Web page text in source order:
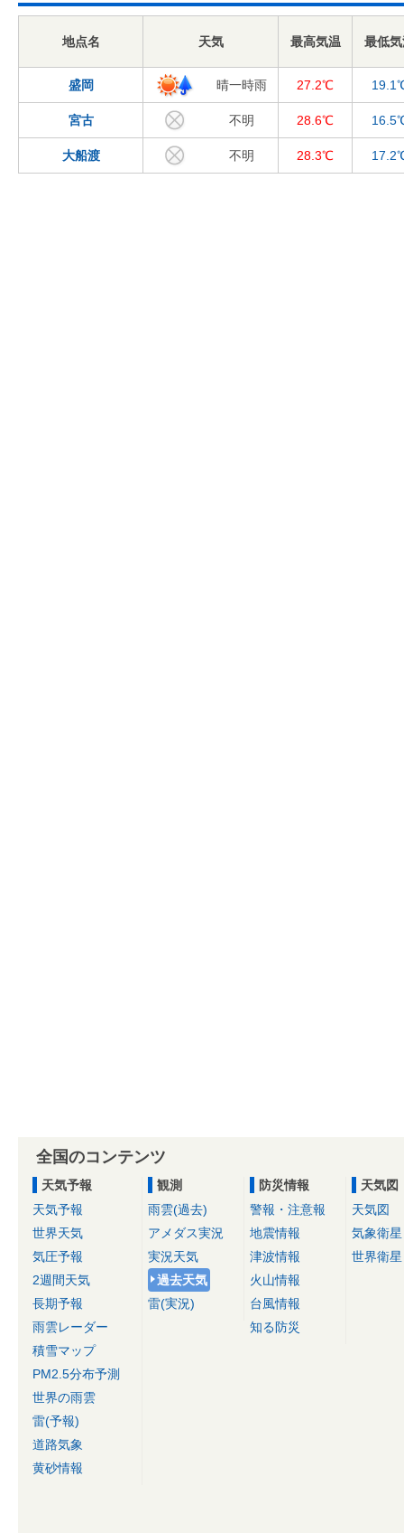
地点名 天気 最高気温 最低
盛岡 晴一時雨 27.2℃
宮古 不明 28.6℃
大船渡 不明 28.3℃
全国のコンテンツ
天気予報
天気予報
世界天気
気圧予報
2週間天気
長期予報
雨雲レーダー
積雪マップ
PM2.5分布予測
世界の雨雲
雷(予報)
道路気象
黄砂情報
観測
雨雲(過去)
アメダス実況
実況天気
過去天気
雷(実況)
防災情報
警報・注意報
地震情報
津波情報
火山情報
台風情報
知る防災
天気図
天気図
気象衛星
世界衛星